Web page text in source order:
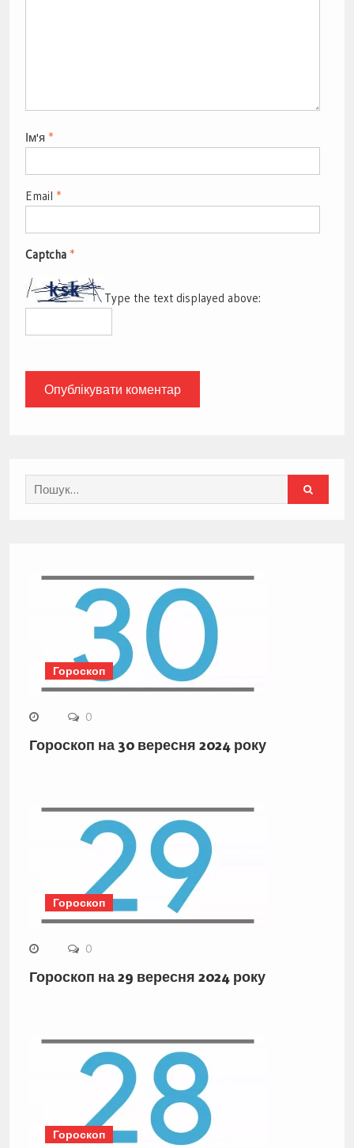
Ім'я *
Email *
Captcha *
Type the text displayed above:
Search
for:
Гороскоп
0
Гороскоп на 30 вересня 2024 року
Гороскоп
0
Гороскоп на 29 вересня 2024 року
Гороскоп